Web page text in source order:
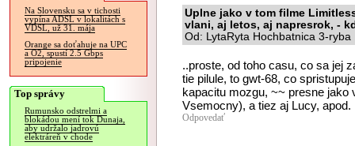
Na Slovensku sa v tichosti
vypína ADSL v lokalitách s
VDSL, už 31. mája
Orange sa doťahuje na UPC
a O2, spustí 2.5 Gbps
pripojenie
Top správy
Rumunsko odstrelmi a
blokádou mení tok Dunaja,
aby udržalo jadrovú
elektráreň v chode
Uplne jako v tom filme
vlani, aj letos, aj napresrok, -
Od: LytaRyta Hochbatnica 3-
..proste, od toho casu, co sa jej
tie pilule, to gwt-68, co
kapacitu mozgu, ~~ presne jako
Vsemocny), a tiez aj Lucy, apod.
Odpovedať